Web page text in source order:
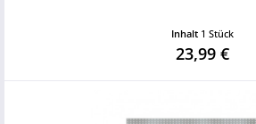
Inhalt 1 Stück
23,99 €